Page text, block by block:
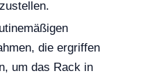
die ergriffen
um das Rack in